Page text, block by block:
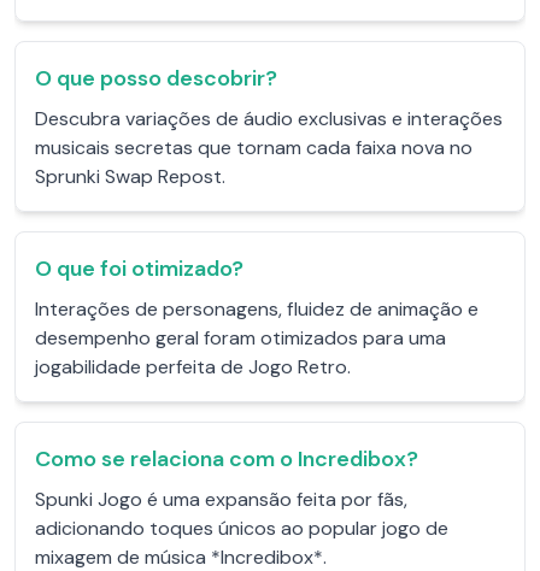
O que posso descobrir?
Descubra variações de áudio exclusivas e interações
musicais secretas que tornam cada faixa nova no
Sprunki Swap Repost.
O que foi otimizado?
Interações de personagens, fluidez de animação e
desempenho geral foram otimizados para uma
jogabilidade perfeita de Jogo Retro.
Como se relaciona com o Incredibox?
Spunki Jogo é uma expansão feita por fãs,
adicionando toques únicos ao popular jogo de
mixagem de música *Incredibox*.